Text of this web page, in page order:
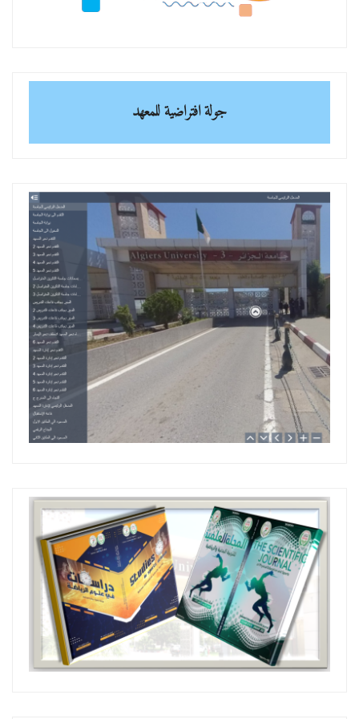
جولة افتراضية للمعهد